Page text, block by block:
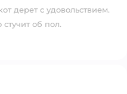
дерет с удовольствием.
об пол.